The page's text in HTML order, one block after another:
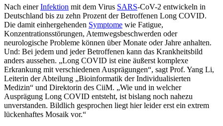
Nach einerInfektion mit dem Virus SARS-CoV-2 entwickeln in
Deutschland bis zu zehn Prozent der Betroffenen Long COVID.
Die damit einhergehenden Symptome wie Fatigue,
Konzentrationsstörungen, Atemwegsbeschwerden oder
neurologische Probleme können über Monate oder Jahre anhalten.
Und: Bei jedem und jeder Betroffenen kann das Krankheitsbild
anders aussehen. „Long COVID ist eine äußerst komplexe
Erkrankung mit verschiedenen Ausprägungen“, sagt Prof. Yang Li,
Leiterin der Abteilung „Bioinformatik der Individualisierten
Medizin“ und Direktorin des CiiM. „Wie und in welcher
Ausprägung Long COVID entsteht, ist bislang noch nahezu
unverstanden. Bildlich gesprochen liegt hier leider erst ein extrem
lückenhaftes Mosaik vor.“